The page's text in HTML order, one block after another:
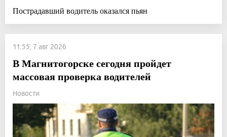
Пострадавший водитель оказался пьян
11:55, 7 авг 2026
В Магнитогорске сегодня пройдет
массовая проверка водителей
Новости